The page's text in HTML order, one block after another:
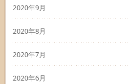
2020年9月
2020年8月
2020年7月
2020年6月